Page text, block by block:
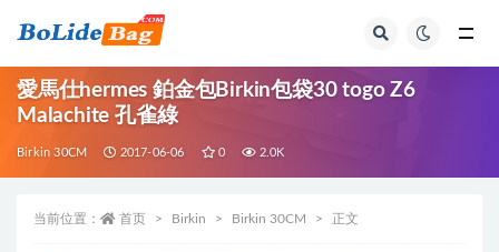
愛馬仕hermes 鉑金包Birkin包袋30 togo Z6
Malachite 孔雀綠
Birkin 30CM 2017-06-06 0 2.0K
当前位置： 首页 Birkin Birkin 30CM 正文